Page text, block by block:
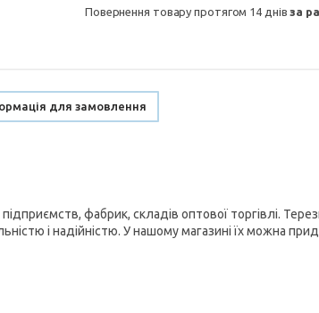
повернення товару протягом 14 днівза
для замовлення
фабрик, складів оптової торгівлі.
і надійністю. У нашому магазині їх можна